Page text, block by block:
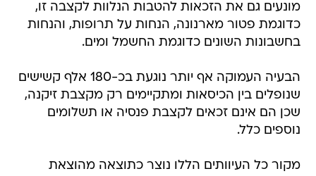
מונעים גם את הזכאות להטבות הנלוות לקצבה זו,
כדוגמת פטור מארנונה, הנחות על תרופות, והנחות
בחשבונות השונים כדוגמת החשמל ומים.
הבעיה העמוקה אף יותר נוגעת בכ-180 אלף קשישים
שנופלים בין הכיסאות ומתקיימים רק מקצבת זיקנה,
שכן הם אינם זכאים לקצבת פנסיה או תשלומים
נוספים כלל.
מקור כל העיוותים הללו נוצר כתוצאה מהוצאת